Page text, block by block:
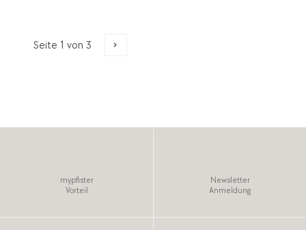
mypfister
Vorteil
Newsletter
Anmeldung